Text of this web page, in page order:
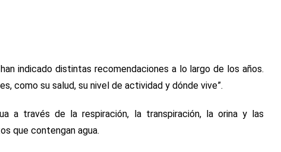
indicado distintas recomendaciones a lo largo de los años.
como su salud, su nivel de actividad y dónde vive”.
a través de la respiración, la transpiración, la orina y las
que contengan agua.